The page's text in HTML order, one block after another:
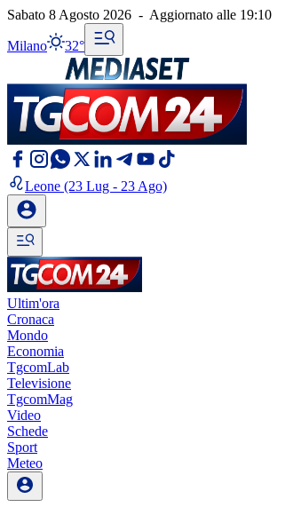
Sabato 8 Agosto 2026 - Aggiornato alle 19:10
Milano 32°
Leone (23 Lug - 23 Ago)
Ultim'ora
Cronaca
Mondo
Economia
TgcomLab
Televisione
TgcomMag
Video
Schede
Sport
Meteo